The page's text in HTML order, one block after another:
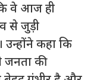
वे आज ही
से जुड़ी
उन्होंने कहा कि
जनता की